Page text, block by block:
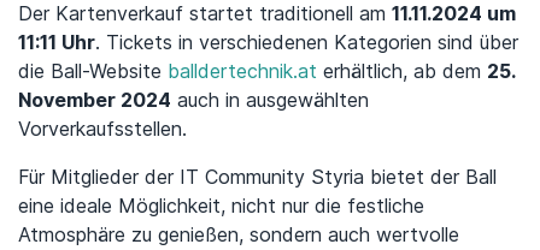
Der Kartenverkauf startet traditionell am 11.11.2024 um
11:11 Uhr. Tickets in verschiedenen Kategorien sind über
die Ball-Website balldertechnik.at erhältlich, ab dem 25.
November 2024 auch in ausgewählten
Vorverkaufsstellen.
Für Mitglieder der IT Community Styria bietet der Ball
eine ideale Möglichkeit, nicht nur die festliche
Atmosphäre zu genießen, sondern auch wertvolle